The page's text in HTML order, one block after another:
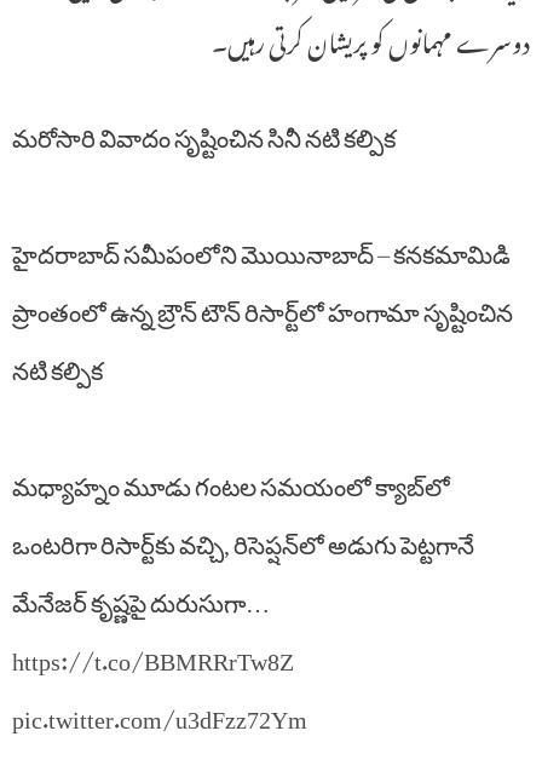
دوسرے مہمانوں کو پریشان کرتی رہیں۔
మరోసారి వివాదం సృష్టించిన సినీ నటి కల్పిక
హైదరాబాద్‌ సమీపంలోని మొయినాబాద్‌ – కనకమామిడి
ప్రాంతంలో ఉన్న బ్రౌన్ టౌన్ రిసార్ట్‌లో హంగామా సృష్టించిన
నటి కల్పిక
మధ్యాహ్నం మూడు గంటల సమయంలో క్యాబ్‌లో
ఒంటరిగా రిసార్ట్‌కు వచ్చి, రిసెప్షన్‌లో అడుగు పెట్టగానే
మేనేజర్ కృష్ణపై దురుసుగా…
https://t.co/BBMRRrTw8Z
pic.twitter.com/u3dFzz72Ym